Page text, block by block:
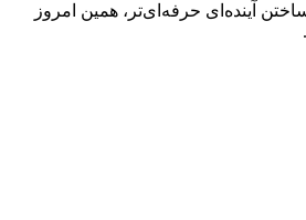
آینده‌ای حرفه‌ای‌تر، همین امروز